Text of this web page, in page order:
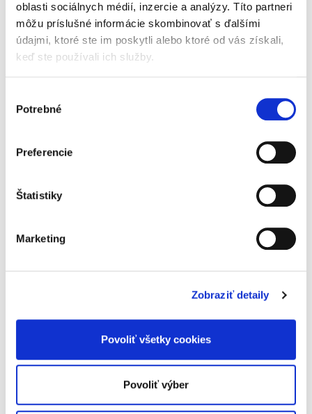
oblasti sociálnych médií, inzercie a analýzy. Títo partneri
môžu príslušné informácie skombinovať s ďalšími
údajmi, ktoré ste im poskytli alebo ktoré od vás získali,
keď ste používali ich služby.
súhlasu
Potrebné
Preferencie
Štatistiky
Marketing
Zobraziť detaily
Povoliť všetky cookies
Povoliť výber
Najdôležitejšie
rozsudky v
medzinárodnom
Tomáš Buchta
Druhé, doplnené vydanie publikácie
medzinárodných
Jozef Valuch,Michaela Sýkorová Rišová,Radoslav Seman